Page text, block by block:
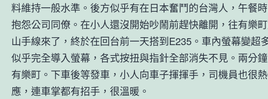
料維持一般水準。後方似乎有在日本奮鬥的台灣人，午餐
抱怨公司同僚。在小人還沒開始吵鬧前趕快離開，往有樂町
山手線來了，終於在回台前一天搭到E235。車內螢幕變超
似乎完全導入螢幕，各式按扭與指針全部消失不見。兩分
有樂町。下車後等發車，小人向車子揮揮手，司機員也很
應，連車掌都有招手，很溫暖。